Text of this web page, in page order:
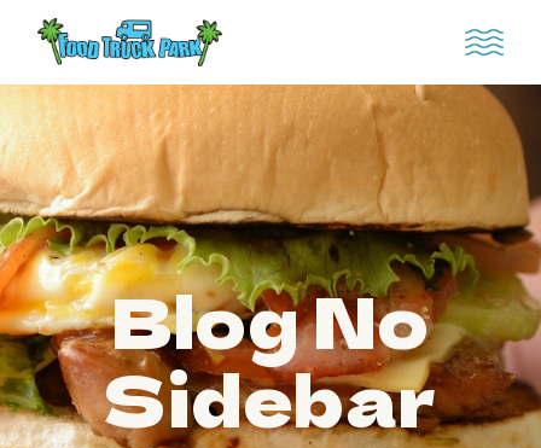
Blog No
Sidebar